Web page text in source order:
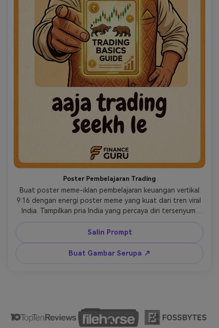
Poster Pembelajaran Trading
Buat poster meme-iklan pembelajaran keuangan vertikal
9:16 dengan energi poster meme yang kuat dari tren viral
India. Tampilkan pria India yang percaya diri tersenyum
menawarkan kartu pembelajaran bertepi emas atau
panduan digital tentang trading atau keterampilan uang
ke arah penonton. Gunakan latar belakang tekstur kertas
hangat, palet kunyit-oranye dan krem, ilustrasi poster
dengan iklan pendidikan keuangan.
Salin Prompt
Buat Gambar Serupa ↗